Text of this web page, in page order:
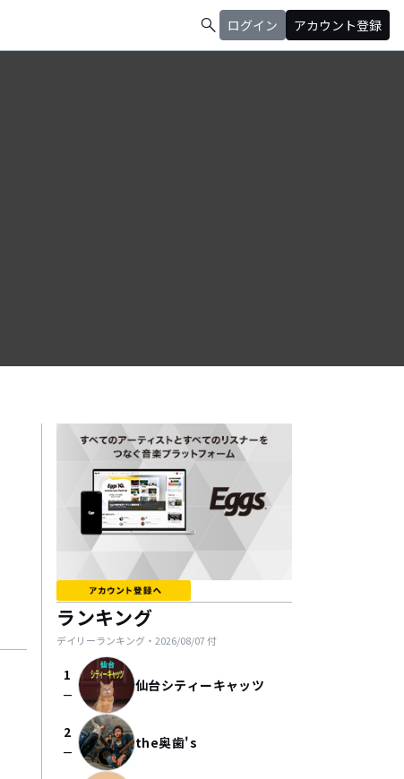
search ログイン アカウント登録
ランキング
デイリーランキング・ 2026/08/07付
1
check_indeterminate_small 仙台シティーキャッツ
2
check_indeterminate_small the奥歯's